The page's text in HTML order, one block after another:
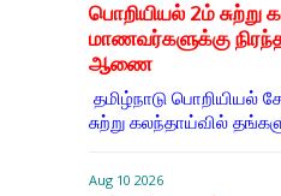
பொறியியல் 2ம் சுற்று
மாணவர்களுக்கு
ஆணை
தமிழ்நாடு பொறியியல்
சுற்று கலந்தாய்வில்
Aug 10 2026